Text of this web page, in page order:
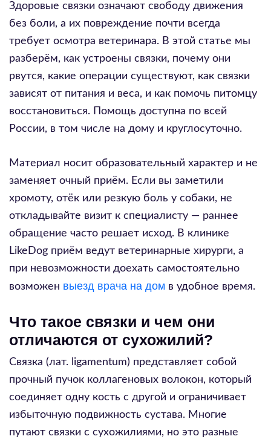
Здоровые связки означают свободу движения
без боли, а их повреждение почти всегда
требует осмотра ветеринара. В этой статье мы
разберём, как устроены связки, почему они
рвутся, какие операции существуют, как связки
зависят от питания и веса, и как помочь питомцу
восстановиться. Помощь доступна по всей
России, в том числе на дому и круглосуточно.
Материал носит образовательный характер и не
заменяет очный приём. Если вы заметили
хромоту, отёк или резкую боль у собаки, не
откладывайте визит к специалисту — раннее
обращение часто решает исход. В клинике
LikeDog приём ведут ветеринарные хирурги, а
при невозможности доехать самостоятельно
возможен выезд врача на дом в удобное время.
Что такое связки и чем они
отличаются от сухожилий?
Связка (лат. ligamentum) представляет собой
прочный пучок коллагеновых волокон, который
соединяет одну кость с другой и ограничивает
избыточную подвижность сустава. Многие
путают связки с сухожилиями, но это разные